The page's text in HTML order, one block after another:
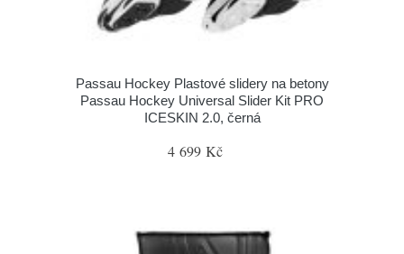
Passau Hockey Plastové slidery na betony
Passau Hockey Universal Slider Kit PRO
ICESKIN 2.0, černá
4 699 Kč